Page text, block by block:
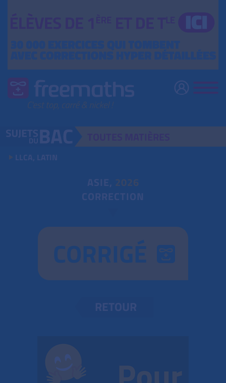
LLCA, LATIN
ASIE, 2026
CORRECTION
CORRIGÉ
RETOUR